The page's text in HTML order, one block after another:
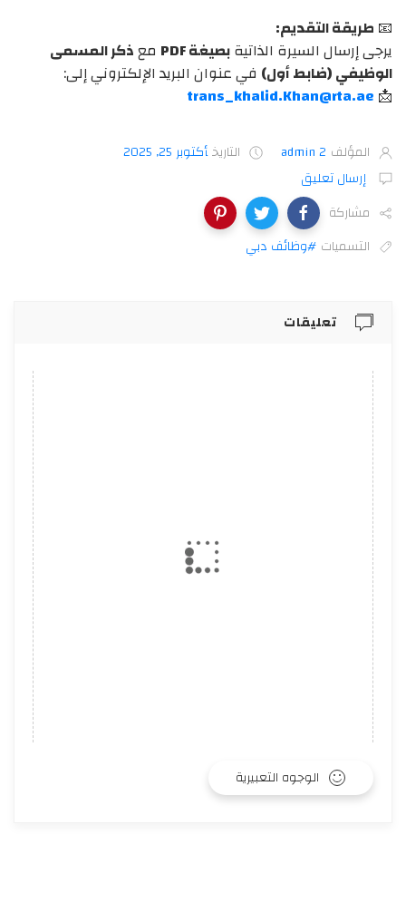
📧 طريقة التقديم:
يرجى إرسال السيرة الذاتيةبصيغة PDF معذكر المسمى
الوظيفي (ضابط أول) في عنوان البريد الإلكتروني إلى:
📩
trans_khalid.Khan@rta.ae
المؤلف admin 2 التاريخأكتوبر 25, 2025
إرسال تعليق
مشاركة
التسميات #وظائف دبي
تعليقات
الوجوه التعبيرية